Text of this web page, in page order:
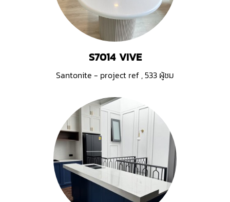
S7014 VIVE
Santonite - project ref ,533 ผู้ชม